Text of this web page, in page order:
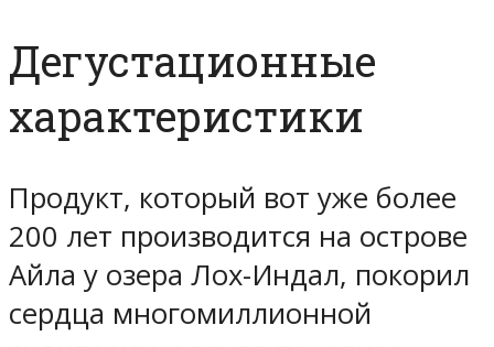
Дегустационные
характеристики
Продукт, который вот уже более
200 лет производится на острове
Айла у озера Лох-Индал, покорил
сердца многомиллионной